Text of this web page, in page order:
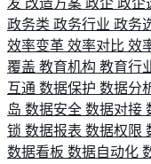
发 改造方案 政企 政企
政务类 政务行业 政务
效率变革 效率对比 效
覆盖 教育机构 教育行
互通 数据保护 数据分
岛 数据安全 数据对接
锁 数据报表 数据权限
数据看板 数据自动化